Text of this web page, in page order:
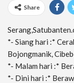
Share
*- Siang hari :*
Bojongmanik,
*- Malam hari :*
*- Dini hari :*